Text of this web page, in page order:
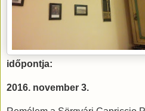
időpontja:
2016. november 3.